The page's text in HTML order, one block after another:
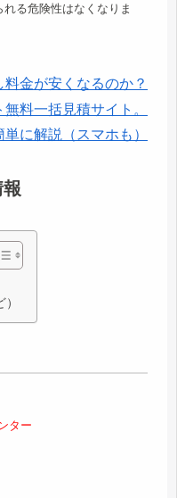
る危険性はなくなりま
料金が安くなるのか？
無料一括見積サイト。
に解説（スマホも）
ター